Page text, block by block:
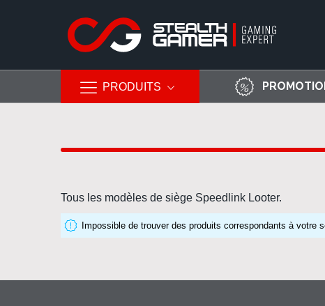
PRODUITS
Tous les modèles de siège Speedlink Looter.
Impossible de trouver des produits correspondants à votre